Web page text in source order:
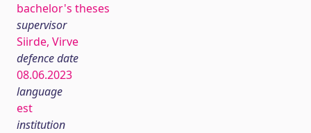
bachelor's theses
supervisor
Siirde, Virve
defence date
08.06.2023
language
est
institution